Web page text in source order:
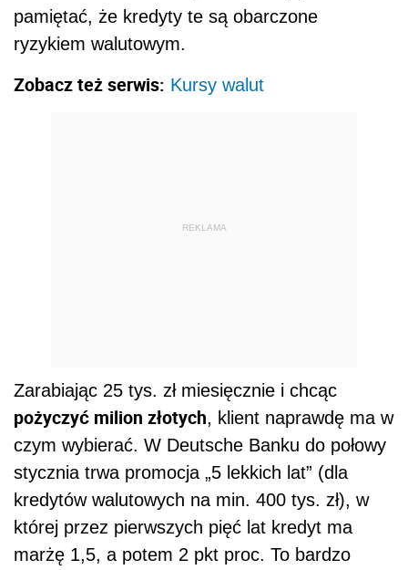
pamiętać, że kredyty te są obarczone
ryzykiem walutowym.
Zobacz też serwis: Kursy walut
REKLAMA
Zarabiając 25 tys. zł miesięcznie i chcąc
pożyczyć milion złotych, klient naprawdę ma w
czym wybierać. W Deutsche Banku do połowy
stycznia trwa promocja „5 lekkich lat” (dla
kredytów walutowych na min. 400 tys. zł), w
której przez pierwszych pięć lat kredyt ma
marżę 1,5, a potem 2 pkt proc. To bardzo